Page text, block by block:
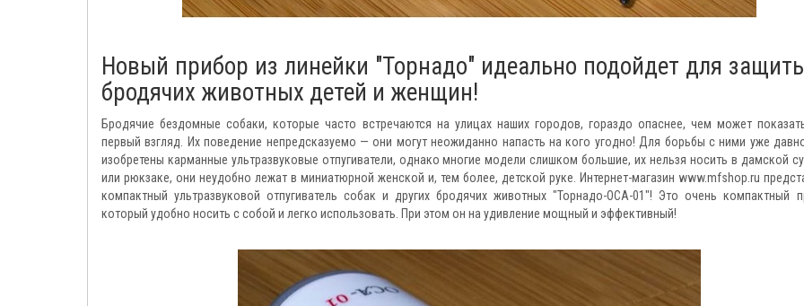
Новый прибор из линейки "Торнадо" идеально подойдет для
бродячих животных детей и женщин!
Бродячие бездомные собаки, которые часто встречаются на улицах наших городов, гораздо опаснее, чем может
первый взгляд. Их поведение непредсказуемо — они могут неожиданно напасть на кого угодно! Для борьбы с ними уже
изобретены карманные ультразвуковые отпугиватели, однако многие модели слишком большие, их нельзя носить в дамской
или рюкзаке, они неудобно лежат в миниатюрной женской и, тем более, детской руке. Интернет-магазин www.mfshop.ru
компактный ультразвуковой отпугиватель собак и других бродячих животных "Торнадо-ОСА-01"! Это очень компактный
который удобно носить с собой и легко использовать. При этом он на удивление мощный и эффективный!